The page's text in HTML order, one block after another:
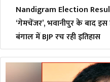
Nandigram Election
‘गेमचेंजर’, भवानीपुर के बाद
बंगाल में BJP रच रही इतिहास